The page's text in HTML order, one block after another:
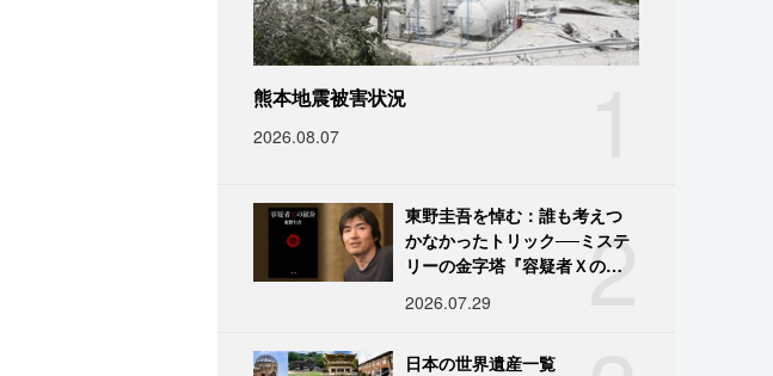
熊本地震被害状況
2026.08.07
2
東野圭吾を悼む：誰も考えつ
かなかったトリック──ミステ
リーの金字塔『容疑者Ｘの献
2026.07.29
日本の世界遺産一覧